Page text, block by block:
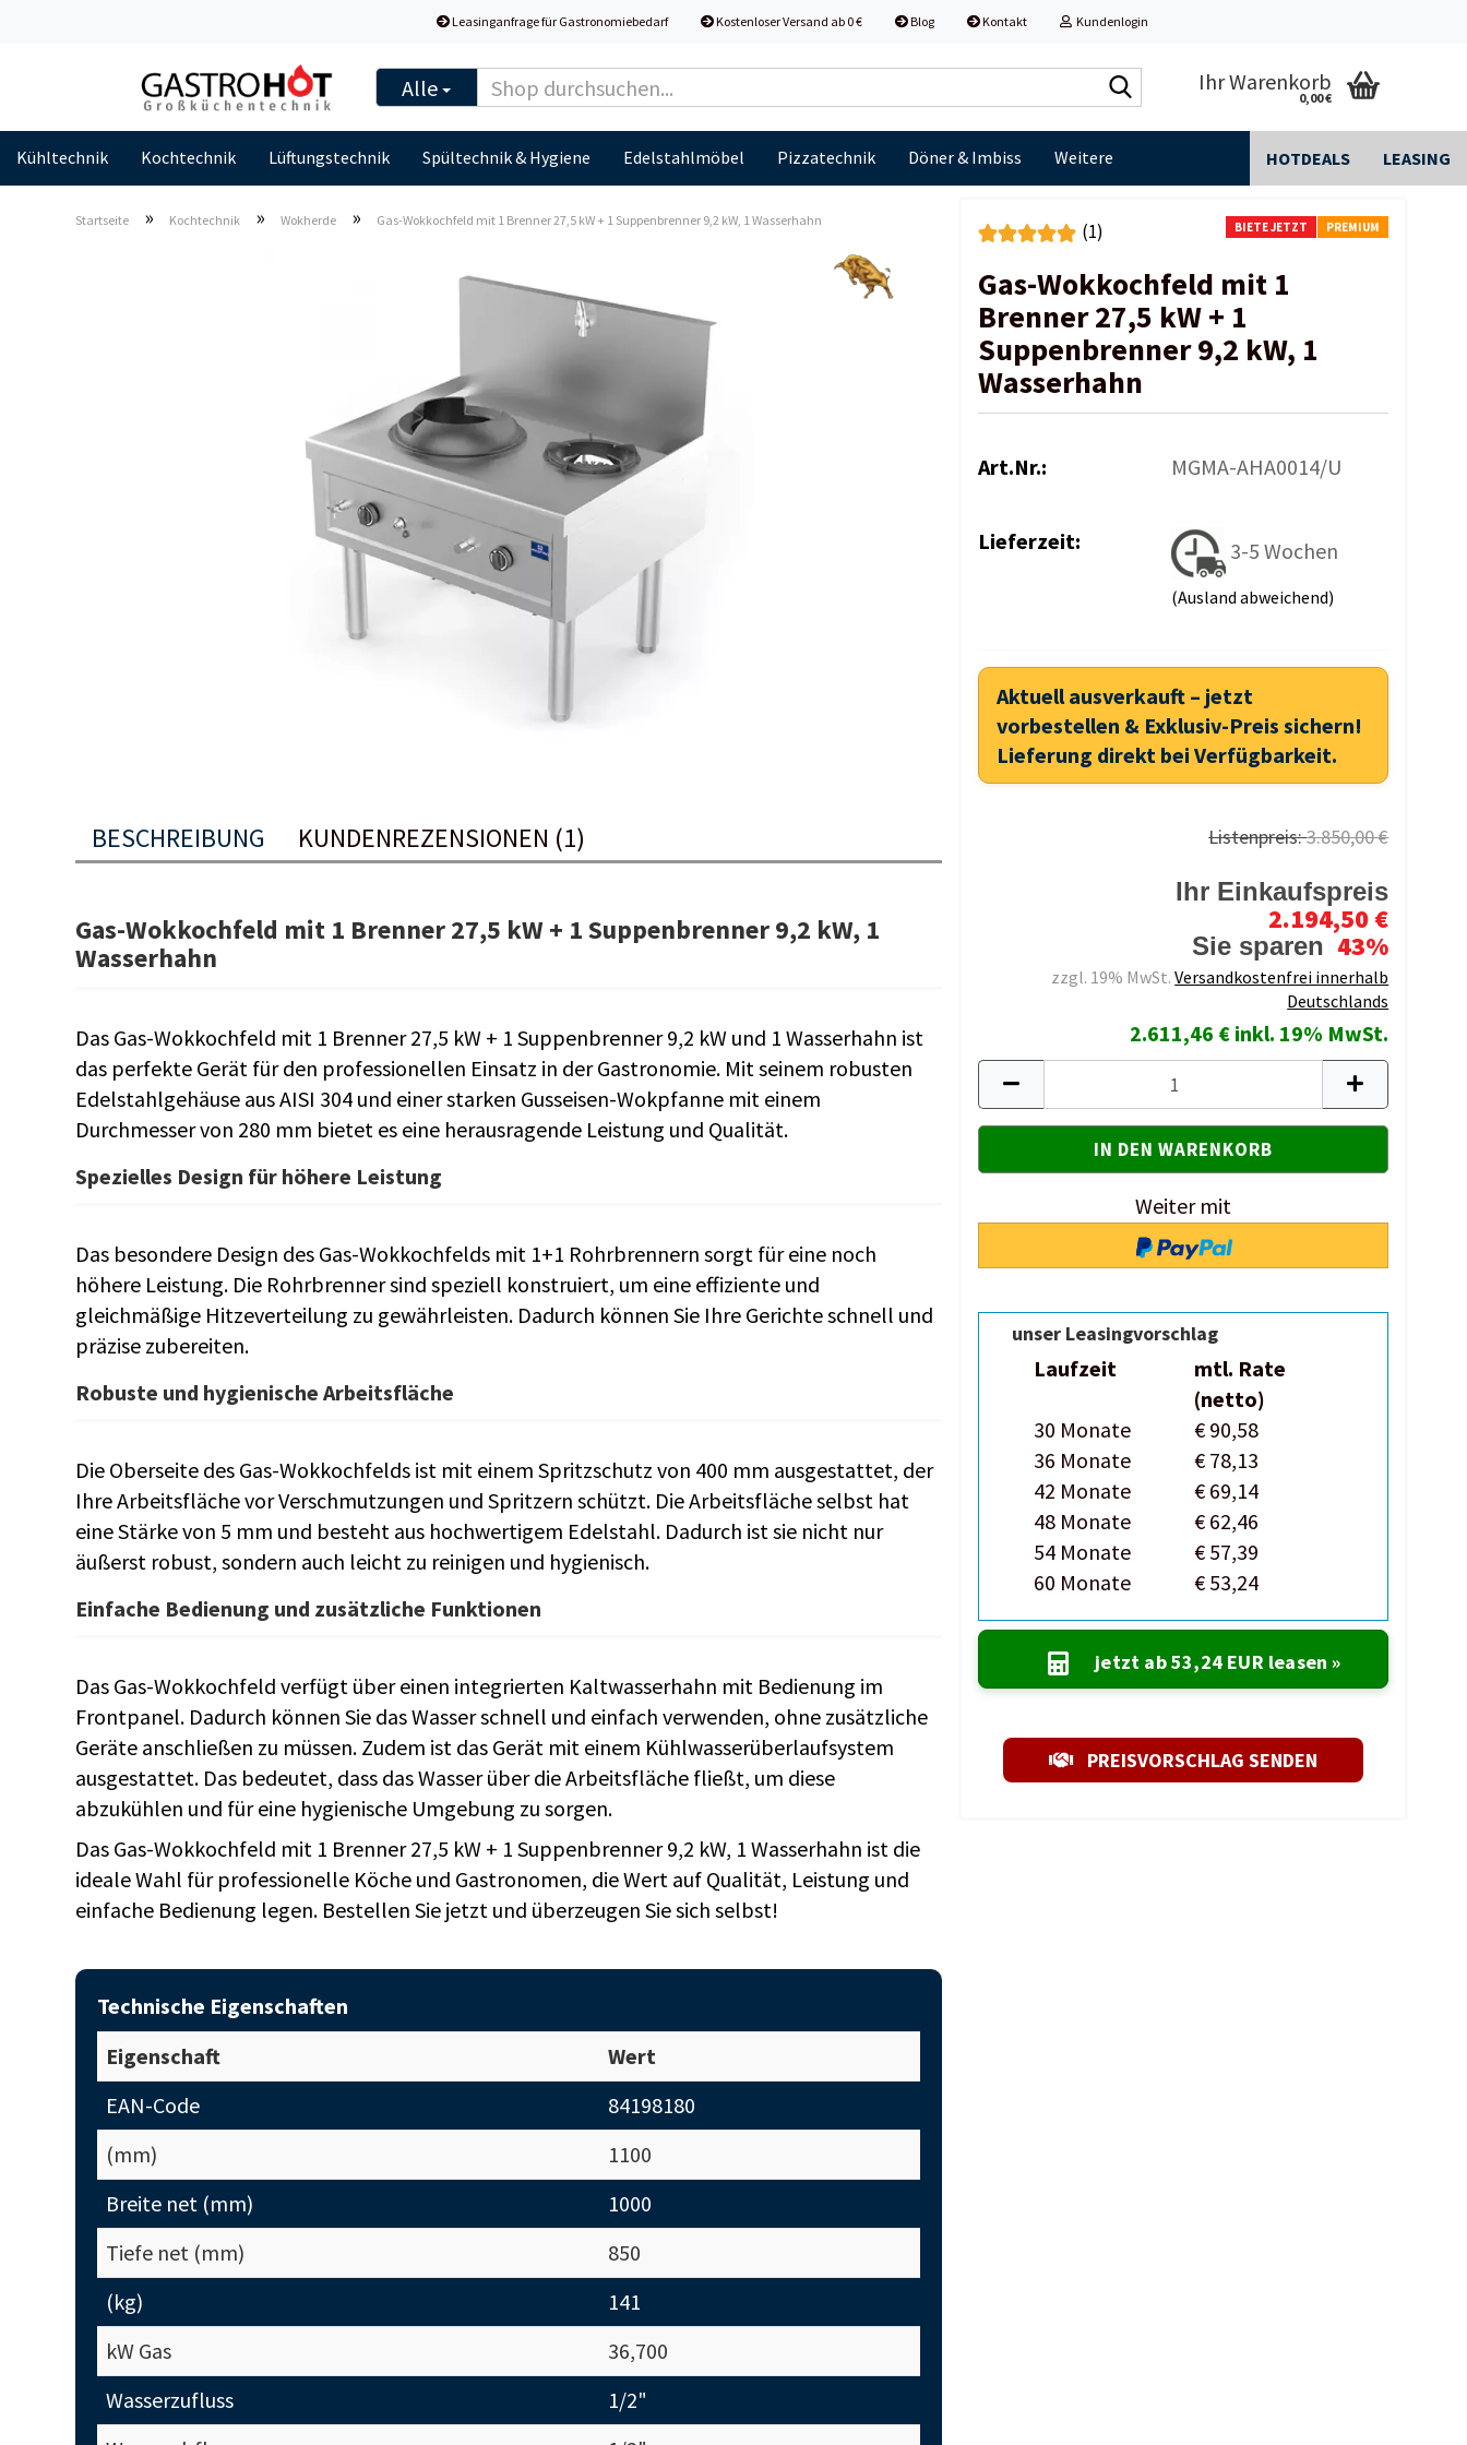
Leasinganfrage für Gastronomiebedarf Kostenloser Versand ab 0 € Blog Kontakt Kundenlogin
Alle
durchsuchen...
Ihr Warenkorb
0,00 €
Kühltechnik Kochtechnik Lüftungstechnik Spültechnik & Hygiene Edelstahlmöbel Pizzatechnik Döner & Imbiss HOTDEALS LEASING
Weitere
Startseite » Kochtechnik » Wokherde » Gas-Wokkochfeld mit 1 Brenner 27,5 kW + 1 Suppenbrenner 9,2 kW, 1 Wasserhahn BIETE JETZT PREMIUM
(1)
Gas-Wokkochfeld mit 1
Brenner 27,5 kW + 1
Suppenbrenner 9,2 kW, 1
Wasserhahn
Art.Nr.: MGMA-AHA0014/U
Lieferzeit: 3-5 Wochen
(Ausland abweichend)
Aktuell ausverkauft – jetzt
vorbestellen & Exklusiv-Preis sichern!
Lieferung direkt bei Verfügbarkeit.
Listenpreis:3.850,00 €
Ihr Einkaufspreis
2.194,50 €
Sie sparen 43%
zzgl. 19% MwSt.Versandkostenfrei innerhalb
Deutschlands
2.611,46 € inkl. 19% MwSt.
Weiter mit
unser Leasingvorschlag
Laufzeit
mtl. Rate
(netto)
30 Monate
€ 90,58
36 Monate
€ 78,13
42 Monate
€ 69,14
48 Monate
€ 62,46
54 Monate
€ 57,39
60 Monate
€ 53,24
jetzt ab53,24 EUR leasen »
PREISVORSCHLAG SENDEN
BESCHREIBUNG KUNDENREZENSIONEN (1)
Gas-Wokkochfeld mit 1 Brenner 27,5 kW + 1 Suppenbrenner 9,2 kW, 1
Wasserhahn
Das Gas-Wokkochfeld mit 1 Brenner 27,5 kW + 1 Suppenbrenner 9,2 kW und 1 Wasserhahn ist
das perfekte Gerät für den professionellen Einsatz in der Gastronomie. Mit seinem robusten
Edelstahlgehäuse aus AISI 304 und einer starken Gusseisen-Wokpfanne mit einem
Durchmesser von 280 mm bietet es eine herausragende Leistung und Qualität.
Spezielles Design für höhere Leistung
Das besondere Design des Gas-Wokkochfelds mit 1+1 Rohrbrennern sorgt für eine noch
höhere Leistung. Die Rohrbrenner sind speziell konstruiert, um eine effiziente und
gleichmäßige Hitzeverteilung zu gewährleisten. Dadurch können Sie Ihre Gerichte schnell und
präzise zubereiten.
Robuste und hygienische Arbeitsfläche
Die Oberseite des Gas-Wokkochfelds ist mit einem Spritzschutz von 400 mm ausgestattet, der
Ihre Arbeitsfläche vor Verschmutzungen und Spritzern schützt. Die Arbeitsfläche selbst hat
eine Stärke von 5 mm und besteht aus hochwertigem Edelstahl. Dadurch ist sie nicht nur
äußerst robust, sondern auch leicht zu reinigen und hygienisch.
Einfache Bedienung und zusätzliche Funktionen
Das Gas-Wokkochfeld verfügt über einen integrierten Kaltwasserhahn mit Bedienung im
Frontpanel. Dadurch können Sie das Wasser schnell und einfach verwenden, ohne zusätzliche
Geräte anschließen zu müssen. Zudem ist das Gerät mit einem Kühlwasserüberlaufsystem
ausgestattet. Das bedeutet, dass das Wasser über die Arbeitsfläche fließt, um diese
abzukühlen und für eine hygienische Umgebung zu sorgen.
Das Gas-Wokkochfeld mit 1 Brenner 27,5 kW + 1 Suppenbrenner 9,2 kW, 1 Wasserhahn ist die
ideale Wahl für professionelle Köche und Gastronomen, die Wert auf Qualität, Leistung und
einfache Bedienung legen. Bestellen Sie jetzt und überzeugen Sie sich selbst!
Technische Eigenschaften
Eigenschaft
Wert
EAN-Code
84198180
(mm)
1100
Breite net (mm)
1000
Tiefe net (mm)
850
(kg)
141
kW Gas
36,700
Wasserzufluss
1/2"